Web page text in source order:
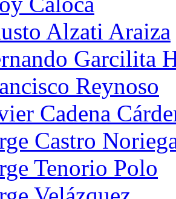
Alzati Araiza
Garcilita
Reynoso
Cadena
Castro
Tenorio Polo